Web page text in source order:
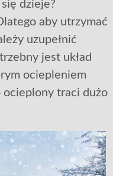
dzieje?
aby utrzymać
uzupełnić
jest układ
ociepleniem
ocieplony traci dużo